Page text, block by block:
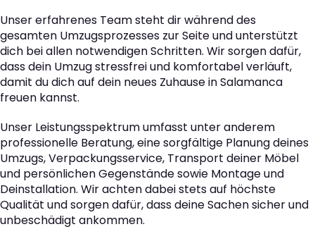
Unser erfahrenes Team steht dir während des
gesamten Umzugsprozesses zur Seite und unterstützt
dich bei allen notwendigen Schritten. Wir sorgen dafür,
dass dein Umzug stressfrei und komfortabel verläuft,
damit du dich auf dein neues Zuhause in Salamanca
freuen kannst.
Unser Leistungsspektrum umfasst unter anderem
professionelle Beratung, eine sorgfältige Planung deines
Umzugs, Verpackungsservice, Transport deiner Möbel
und persönlichen Gegenstände sowie Montage und
Deinstallation. Wir achten dabei stets auf höchste
Qualität und sorgen dafür, dass deine Sachen sicher und
unbeschädigt ankommen.